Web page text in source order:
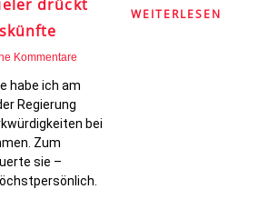
drückt
Kommentare
habe ich am
Regierung
bei
Zum
sie –
WEITERLESEN